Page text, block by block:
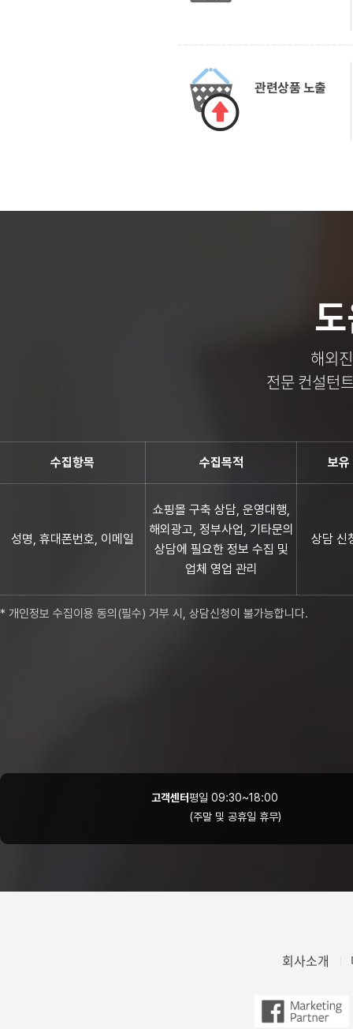
관련상품 노출
해외
전문 컨설턴
수집항목 수집목적 보유
성명, 휴대폰번호, 이메일
쇼핑몰 구축 상담, 운영대행,
해외광고, 정부사업, 기타문의
상담에 필요한 정보 수집 및
업체 영업 관리
상담 신
* 개인정보 수집이용 동의(필수) 거부 시, 상담신청이 불가능합니다.
고객센터평일 09:30~18:00
(주말 및 공휴일 휴무)
회사소개